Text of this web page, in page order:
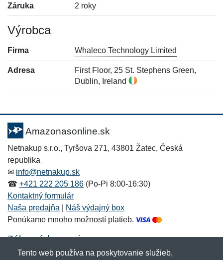
Záruka 2 roky
Výrobca
Firma Whaleco Technology Limited
Adresa
First Floor, 25 St. Stephens Green,
Dublin, Ireland
Hodnotenie:
Meno:*
E-mail:*
Meno:
E-mail:*
Správa*
Amazonasonline.sk
Netnakup s.r.o., Tyršova 271, 43801 Žatec, Česká
republika
✉ info@netnakup.sk
☎ +421 222 205 186 (Po-Pi 8:00-16:30)
Kontaktný formulár
Naša predajňa
Náš výdajný box
Ponúkame mnoho možností platieb.
Zákaznícky servis
Novinky emailom
Tento web používa na poskytovanie služieb,